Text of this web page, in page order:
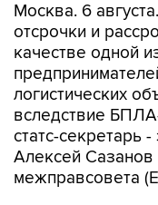
Москва. 6
отсрочки и
качестве одной
логистических
вследствие
статс-секретарь
Алексей Сазанов
межправсовета